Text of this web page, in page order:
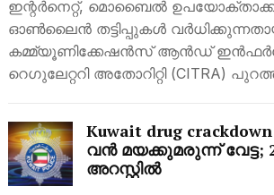
ഇന്റർനെറ്റ്, മൊബൈൽ
ഓൺലൈൻ തട്ടിപ്പുകൾ വർധിക്കുന്നതായി
കമ്മ്യൂണിക്കേഷൻസ് ആൻഡ്
റെഗുലേറ്ററി അതോറിറ്റി (CITRA)
Kuwait drug
വൻ മയക്കുമരുന്ന് വേട്ട;
അറസ്റ്റിൽ